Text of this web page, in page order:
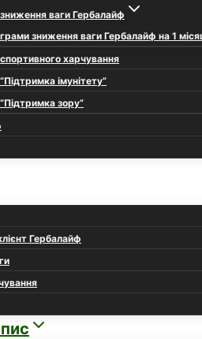
ваги Гербалайф
зниження ваги Гербалайф на 1
харчування
імунітету”
зору”
Гербалайф